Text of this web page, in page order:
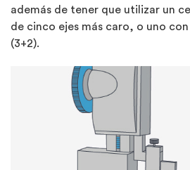
además de tener que utilizar un
de cinco ejes más caro, o uno
(3+2).